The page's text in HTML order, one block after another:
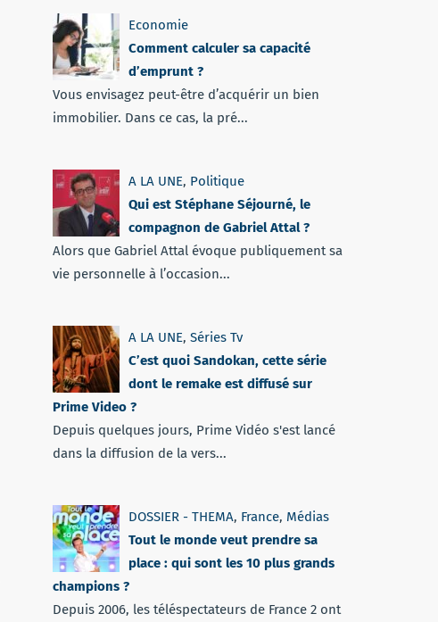
Economie
Comment calculer sa capacité
d’emprunt ?
Vous envisagez peut-être d’acquérir un bien
immobilier. Dans ce cas, la pré...
A LA UNE, Politique
Qui est Stéphane Séjourné, le
compagnon de Gabriel Attal ?
Alors que Gabriel Attal évoque publiquement sa
vie personnelle à l’occasion...
A LA UNE, Séries Tv
C’est quoi Sandokan, cette série
dont le remake est diffusé sur
Prime Video ?
Depuis quelques jours, Prime Vidéo s'est lancé
dans la diffusion de la vers...
DOSSIER - THEMA, France, Médias
Tout le monde veut prendre sa
place : qui sont les 10 plus grands
champions ?
Depuis 2006, les téléspectateurs de France 2 ont